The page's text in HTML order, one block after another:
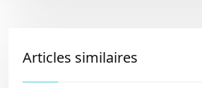
Articles similaires